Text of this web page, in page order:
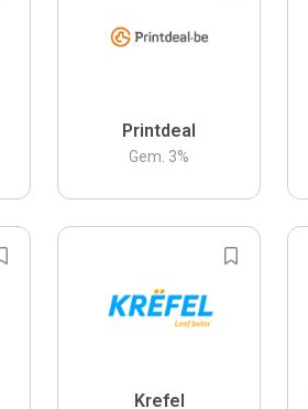
Printdeal
Gem. 3%
Krefel